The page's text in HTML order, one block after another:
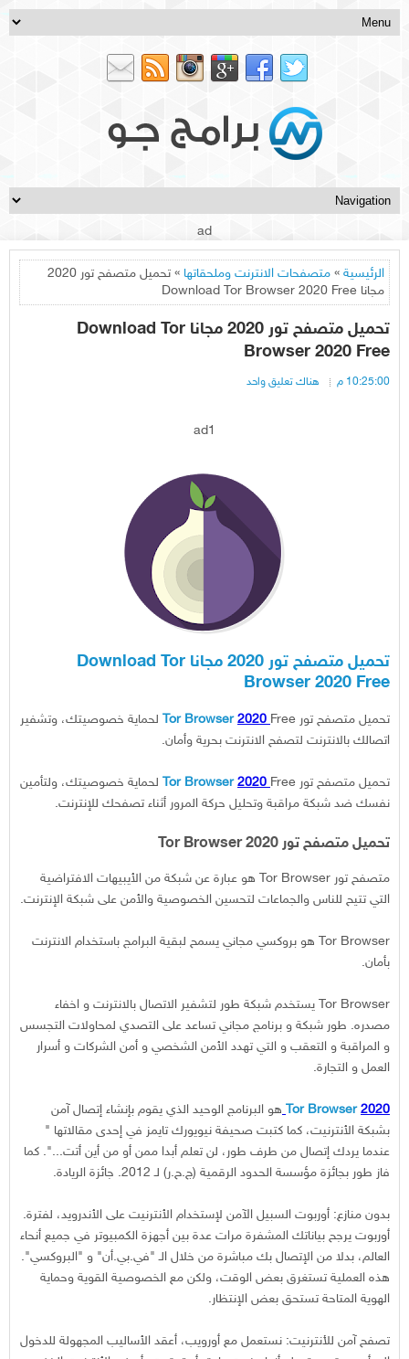
ad
الرئيسية » متصفحات الانترنت وملحقاتها
» تحميل متصفح تور 2020
مجانا Download Tor Browser 2020 Free
تحميل متصفح تور 2020 مجانا Download Tor
Browser 2020 Free
10:25:00 م هناك تعليق واحد
ad1
تحميل متصفح تور 2020 مجانا Download Tor
Browser 2020 Free
تحميل متصفح تور Tor Browser2020
Free لحماية خصوصيتك، وتشفير
اتصالك بالانترنت لتصفح الانترنت بحرية وأمان.
تحميل متصفح تور Tor Browser2020
Free لحماية خصوصيتك، ولتأمين
نفسك ضد شبكة مراقبة وتحليل حركة المرور أثناء تصفحك للإنترنت.
تحميل متصفح تور Tor Browser 2020
متصفح تور Tor Browser هو عبارة عن شبكة من الأيبيهات الافتراضية
التي تتيح للناس والجماعات لتحسين الخصوصية والأمن على شبكة الإنترنت.
Tor Browser هو بروكسي مجاني يسمح لبقية البرامج باستخدام الانترنت
بأمان.
Tor Browser يستخدم شبكة طور لتشفير الاتصال بالانترنت و اخفاء
مصدره. طور شبكة و برنامج مجاني تساعد على التصدي لمحاولات التجسس
و المراقبة و التعقب و التي تهدد الأمن الشخصي و أمن الشركات و أسرار
العمل و التجارة.
Tor Browser2020
هو البرنامج الوحيد الذي يقوم بإنشاء إتصال آمن
بشبكة الأنترنيت، كما كتبت صحيفة نيويورك تايمز في إحدى مقالاتها "
عندما يردك إتصال من طرف طور، لن تعلم أبدا ممن أو من أين أتت...". كما
فاز طور بجائزة مؤسسة الحدود الرقمية (ج.ح.ر) لـ 2012. جائزة الريادة.
بدون منازع: أوربوت السبيل الآمن لإستخدام الأنترنيت على الأندرويد، لفترة.
أوربوت يرجح بياناتك المشفرة مرات عدة بين أجهزة الكمبيوتر في جميع أنحاء
العالم، بدلا من الإتصال بك مباشرة من خلال الـ "في.بي.أن" و "البروكسي".
هذه العملية تستغرق بعض الوقت، ولكن مع الخصوصية القوية وحماية
الهوية المتاحة تستحق بعض الإنتظار.
تصفح آمن للأنترنيت: نستعمل مع أورويب، أعقد الأساليب المجهولة للدخول